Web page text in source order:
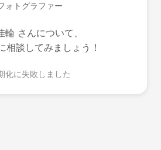
ォトグラファー
輪 さんについて、
相談してみましょう！
化に失敗しました